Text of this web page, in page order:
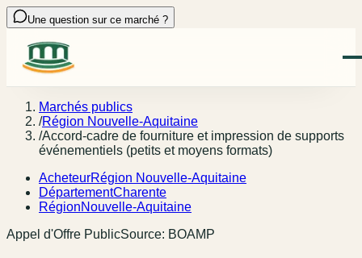
Une question sur ce marché ?
Marchés publics
/Région Nouvelle-Aquitaine
/Accord-cadre de fourniture et impression de supports
événementiels (petits et moyens formats)
AcheteurRégion Nouvelle-Aquitaine
DépartementCharente
RégionNouvelle-Aquitaine
Appel d'Offre PublicSource: BOAMP